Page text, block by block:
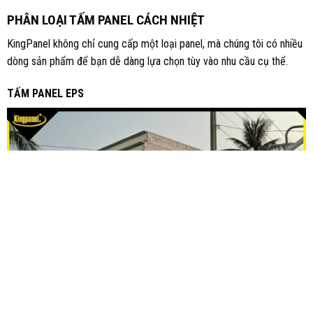
PHÂN LOẠI TẤM PANEL CÁCH NHIỆT
KingPanel không chỉ cung cấp một loại panel, mà chúng tôi có nhiều
dòng sản phẩm để bạn dễ dàng lựa chọn tùy vào nhu cầu cụ thể.
TẤM PANEL EPS